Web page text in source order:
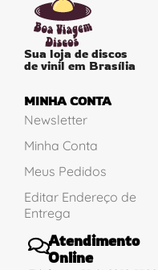
Sua loja de discos
de vinil em Brasília
MINHA CONTA
Newsletter
Minha Conta
Meus Pedidos
Editar Endereço de
Entrega
Atendimento
Online